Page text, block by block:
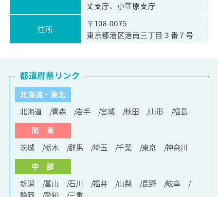
丈支庁、小笠原支庁
住所
〒108-0075
東京都港区港南三丁目３番７号
北海道・東北
北海道
青森 岩手 宮城 秋田 山形
福島
関 東
茨城
栃木 群馬 埼玉 千葉 東京
神奈川
中 部
新潟
富山 石川 福井 山梨 長野
岐阜
都道府県リンク